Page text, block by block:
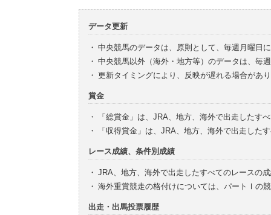
データ更新
・ 中央競馬のデータは、原則として、毎週月曜日
・ 中央競馬以外（海外・地方等）のデータは、毎
・ 更新タイミングにより、反映が遅れる場合があ
賞金
・
「総賞金」は、JRA、地方、海外で出走したす
・
「収得賞金」は、JRA、地方、海外で出走した
レース成績、条件別成績
・ JRA、地方、海外で出走したすべてのレースの
・ 海外重賞競走の格付けについては、パートⅠの
出走・出馬投票履歴